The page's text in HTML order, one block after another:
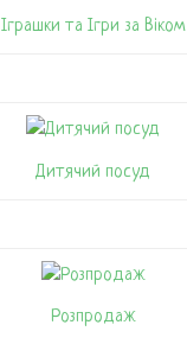
Іграшки та Ігри за Віком
Дитячий посуд
Розпродаж